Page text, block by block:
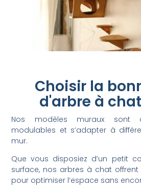
Choisir la
d'arbre à
Nos modèles muraux sont
modulables et s’adapter à
mur.
Que vous disposiez d’un petit
surface, nos arbres à chat
pour optimiser l’espace sans